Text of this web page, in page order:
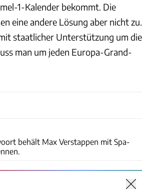
1-Kalender bekommt. Die
eine andere Lösung aber nicht zu.
staatlicher Unterstützung um die
man um jeden Europa-Grand-
behält Max Verstappen mit Spa-